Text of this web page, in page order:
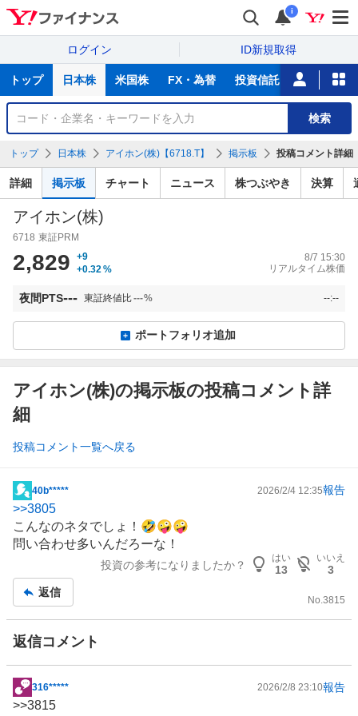
i
ログイン ID新規取得
サ
トップ 日本株 米国株 FX・為替 投資信託 ニュース
銘
検
索
検索
トップ 日本株 アイホン(株)【6718.T】 掲示板 投稿コメント詳細
詳細 掲示板 チャート ニュース 株つぶやき 決算
アイホン(株)
6718 東証PRM
2,829
+9
+0.32 %
8/7 15:30
リアルタイム株価
夜間PTS--- 東証終値比---% --:--
ポートフォリオ追加
アイホン(株)の掲示板の投稿コメント詳
細
投稿コメント一覧へ戻る
掲
示
板
記
40b***** 2026/2/4 12:35報告
>>3805
こんなのネタでしょ！🤣🤪🤪
問い合わせ多いんだろーな！
投資の参考になりましたか？
はい
13
いいえ
3
返信
No.3815
返信コメント
掲
示
316***** 2026/2/8 23:10報告
>>3815